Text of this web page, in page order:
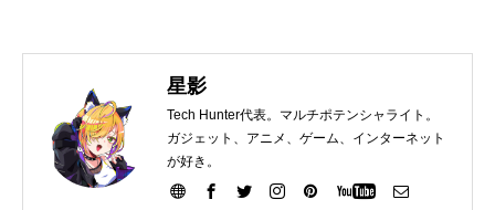
星影
Tech Hunter代表。マルチポテンシャライト。
ガジェット、アニメ、ゲーム、インターネット
が好き。